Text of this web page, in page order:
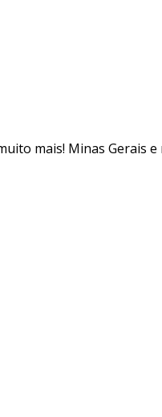
mais! Minas Gerais